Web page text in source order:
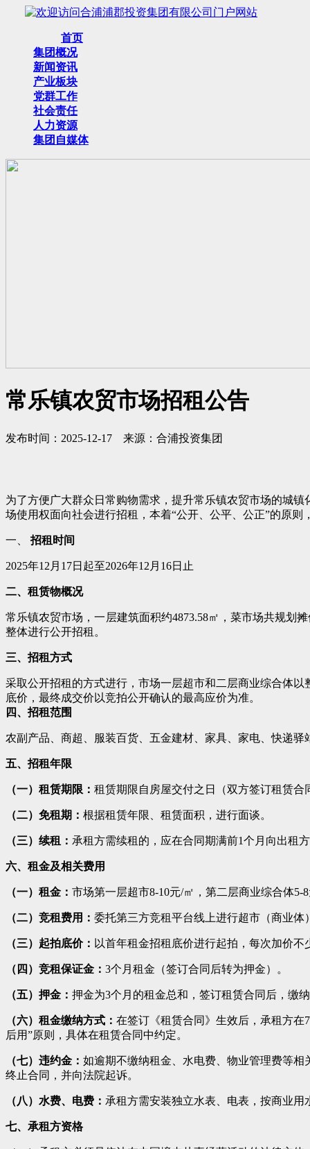
首页
集团概况
新闻资讯
产业板块
党群工作
社会责任
人力资源
集团自媒体
常乐镇农贸市场招租公告
发布时间：2025-12-17 来源：合浦投资集团
为了方便广大群众日常购物需求，提升常乐镇农贸市场的城
场使用权面向社会进行招租，本着“公开、公平、公正”的原则
一、 招租时间
2025年12月17日起至2026年12月16日止
二、租赁物概况
常乐镇农贸市场，一层建筑面积约4873.58㎡，菜市场共规划
整体进行公开招租。
三、招租方式
采取公开招租的方式进行，市场一层超市和二层商业综合体
底价，最终成交价以竞拍公开确认的最高应价为准。
四、招租范围
农副产品、商超、服装百货、五金建材、家具、家电、快递
五、招租年限
（一）租赁期限： 租赁期限自房屋交付之日（双方签订租赁合
（二）免租期： 根据租赁年限、租赁面积，进行面谈。
（三）续租： 承租方需续租的，应在合同期满前1个月向出租
六、租金及相关费用
（一）租金： 市场第一层超市8-10元/㎡，第二层商业综合体
（二）竞租费用： 委托第三方竞租平台线上进行超市（商业
（三）起拍底价： 以首年租金招租底价进行起拍，每次加价不
（四）竞租保证金： 3个月租金（签订合同后转为押金）。
（五）押金： 押金为3个月的租金总和，签订租赁合同后，缴
（六）租金缴纳方式：在签订《租赁合同》生效后，承租方
后用”原则，具体在租赁合同中约定。
（七）违约金： 如逾期不缴纳租金、水电费、物业管理费等
终止合同，并向法院起诉。
（八）水费、电费： 承租方需安装独立水表、电表，按商业
七、承租方资格